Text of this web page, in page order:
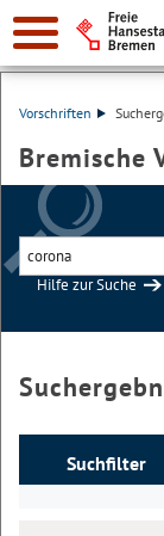
Vorschriften
Bremische
Hilfe zur Suche
Suchfilter